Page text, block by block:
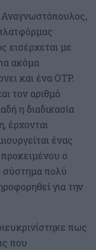
εισέρχεται με
ακόμα
και ένα OTP.
τον αριθμό
η διαδικασία
έρχονται
ένας
ο
σύστημα πολύ
για την
πως
που